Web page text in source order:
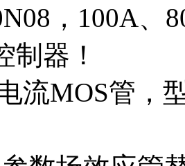
，100A、
制器！
流MOS管，